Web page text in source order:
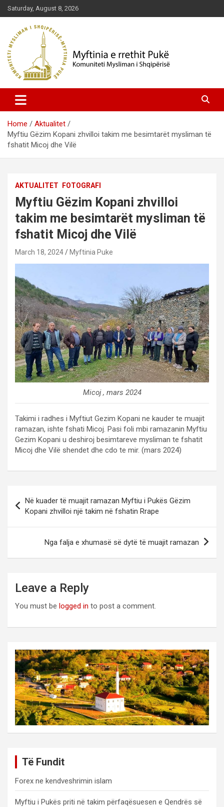
Skip
to
content
Saturday, August 8, 2026
Myftinia Pukë | Faqja Zyrtare
Home
Aktualitet
Myftiu Gëzim Kopani zhvilloi takim me besimtarët mysliman të
fshatit Micoj dhe Vilë
AKTUALITET FOTOGRAFI
Myftiu Gëzim Kopani zhvilloi
takim me besimtarët mysliman të
fshatit Micoj dhe Vilë
March 18, 2024 Myftinia Puke
Micoj , mars 2024
Takimi i radhes i Myftiut Gezim Kopani ne kauder te muajit
ramazan, ishte fshati Micoj. Pasi foli mbi ramazanin Myftiu
Gezim Kopani u deshiroj besimtareve mysliman te fshatit
Micoj dhe Vilë shendet dhe cdo te mir. (mars 2024)
navigation
Në kuader të muajit ramazan Myftiu i Pukës Gëzim
Kopani zhvilloi një takim në fshatin Rrape
Nga falja e xhumasë së dytë të muajit ramazan
Leave a Reply
You must be logged in to post a comment.
Të Fundit
Forex ne kendveshrimin islam
Myftiu i Pukës priti në takim përfaqësuesen e Qendrës së